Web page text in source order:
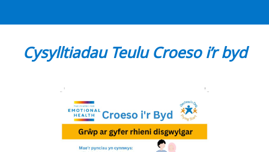
Cysylltiadau Teulu Croeso i’r byd
Cysylltiadau Teulu Croeso i’r byd
Dyddiad a lleoliad i’w cadarnhau,
cofrestrwch eich diddordeb.